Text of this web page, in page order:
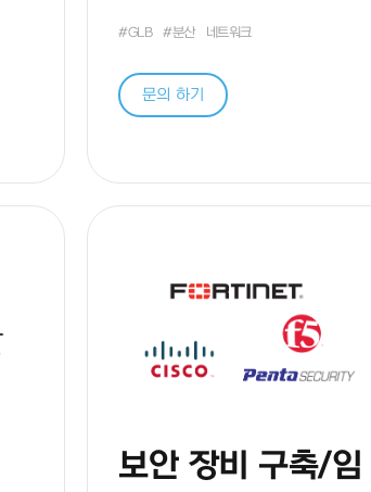
지금 바로 문의 주세요!
지메이트가 함께합니다
#GLB #분산 네트워크
문의 하기
보안 장비 구축/임